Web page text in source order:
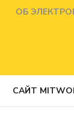
ОБ
САЙТ